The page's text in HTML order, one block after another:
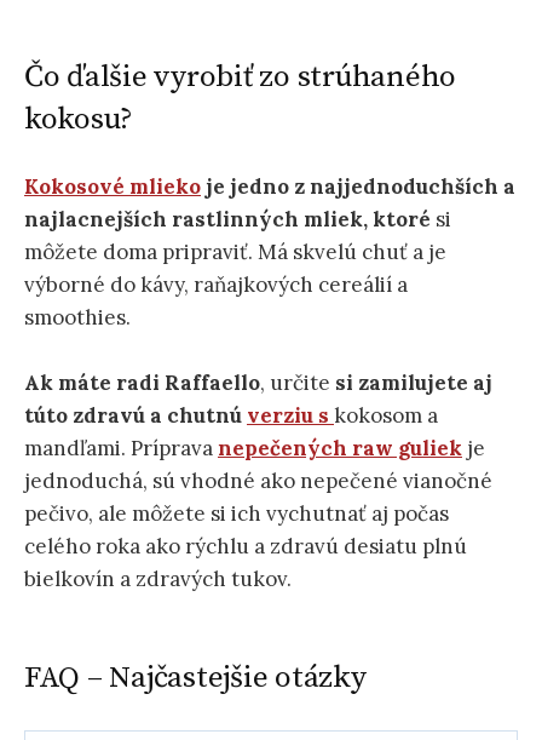
Čo ďalšie vyrobiť zo strúhaného
kokosu?
Kokosové mliekoje jedno z najjednoduchších a
najlacnejších rastlinných mliek, ktoré si
môžete doma pripraviť. Má skvelú chuť a je
výborné do kávy, raňajkových cereálií a
smoothies.
Ak máte radi Raffaello, určite si zamilujete aj
túto zdravú a chutnú verziu s kokosom a
mandľami. Prípravanepečených raw guliek je
jednoduchá, sú vhodné ako nepečené vianočné
pečivo, ale môžete si ich vychutnať aj počas
celého roka ako rýchlu a zdravú desiatu plnú
bielkovín a zdravých tukov.
FAQ – Najčastejšie otázky